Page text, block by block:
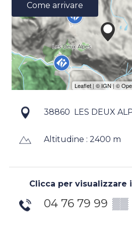
Come arrivare
38860 LES DEUX
Altitudine : 2400 m
Clicca per visualizzare
04 76 79 99 ▒▒